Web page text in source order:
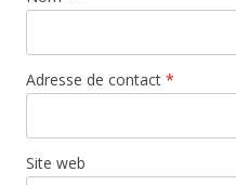
Adresse de contact *
Site web